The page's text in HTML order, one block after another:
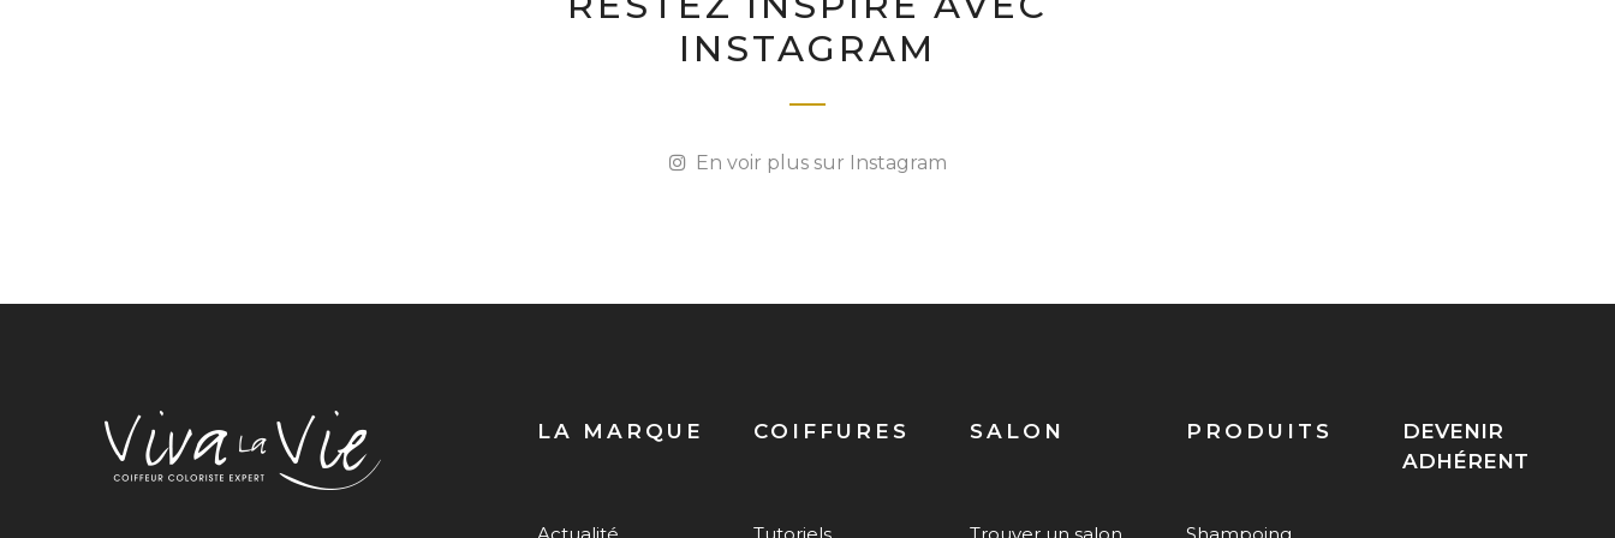
INSTAGRAM
En voir plus sur Instagram
LA MARQUE COIFFURES SALON PRODUITS
DEVENIR
ADHÉRENT